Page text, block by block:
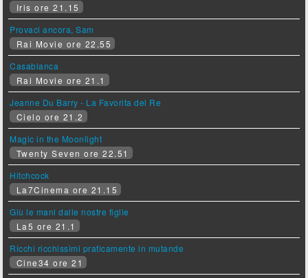
Iris ore 21.15
Provaci ancora, Sam
Rai Movie ore 22.55
Casablanca
Rai Movie ore 21.1
Jeanne Du Barry - La Favorita del Re
Cielo ore 21.2
Magic in the Moonlight
Twenty Seven ore 22.51
Hitchcock
La7Cinema ore 21.15
Giù le mani dalle nostre figlie
La5 ore 21.1
Ricchi ricchissimi praticamente in mutande
Cine34 ore 21